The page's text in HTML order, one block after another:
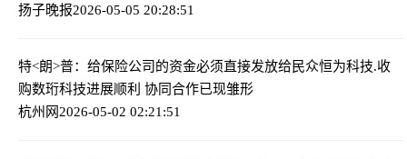
扬子晚报2026-05-05 20:28:51
特<朗>普：给保险公司的资金必须直接发放给民众恒为科技.收
购数珩科技进展顺利 协同合作已现雏形
杭州网2026-05-02 02:21:51